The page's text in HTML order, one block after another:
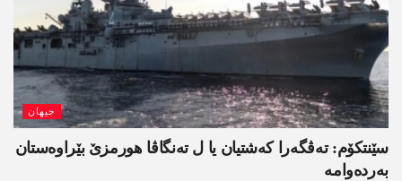
جیھان
سێنتکۆم: تەڤگەرا کەشتیان یا ل تەنگاڤا ھورمزێ بێراوەستان
بەردەوامە